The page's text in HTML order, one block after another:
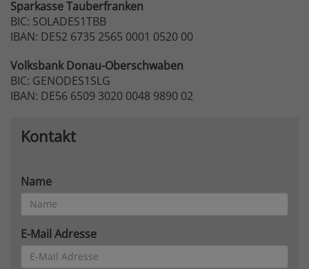
SparkasseTauberfranken
BIC: SOLADES1TBB
IBAN: DE52 6735 2565 0001 0520 00
VolksbankDonau-Oberschwaben
BIC: GENODES1SLG
IBAN: DE56 6509 3020 0048 9890 02
Kontakt
Name
E-Mail Adresse